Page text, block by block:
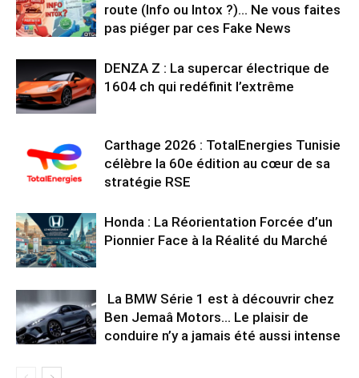
route (Info ou Intox ?)… Ne vous faites
pas piéger par ces Fake News
DENZA Z : La supercar électrique de
1604 ch qui redéfinit l’extrême
Carthage 2026 : TotalEnergies Tunisie
célèbre la 60e édition au cœur de sa
stratégie RSE
Honda : La Réorientation Forcée d’un
Pionnier Face à la Réalité du Marché
La BMW Série 1 est à découvrir chez
Ben Jemaâ Motors… Le plaisir de
conduire n’y a jamais été aussi intense